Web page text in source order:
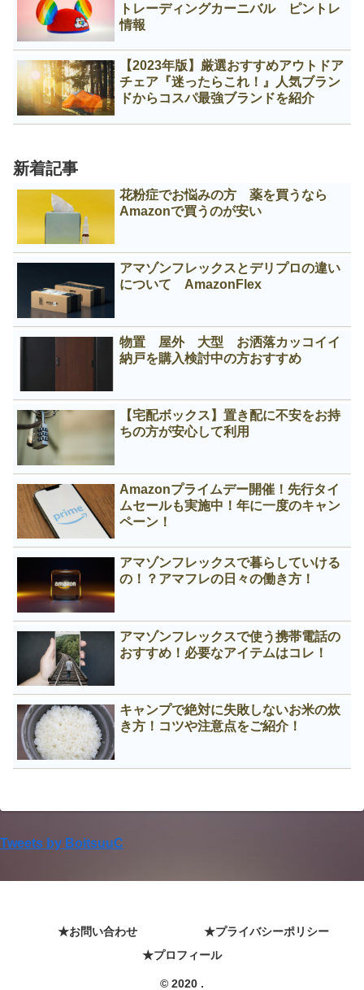
トレーディングカーニバル ピントレ
情報
【2023年版】厳選おすすめアウトドア
チェア『迷ったらこれ！』人気ブラン
ドからコスパ最強ブランドを紹介
新着記事
花粉症でお悩みの方 薬を買うなら
Amazonで買うのが安い
アマゾンフレックスとデリプロの違い
について AmazonFlex
物置 屋外 大型 お洒落カッコイイ
納戸を購入検討中の方おすすめ
【宅配ボックス】置き配に不安をお持
ちの方が安心して利用
Amazonプライムデー開催！先行タイ
ムセールも実施中！年に一度のキャン
ペーン！
アマゾンフレックスで暮らしていける
の！？アマフレの日々の働き方！
アマゾンフレックスで使う携帯電話の
おすすめ！必要なアイテムはコレ！
キャンプで絶対に失敗しないお米の炊
き方！コツや注意点をご紹介！
Tweets by BoitsuuC
★お問い合わせ
★プライバシーポリシー
★プロフィール
© 2020 .